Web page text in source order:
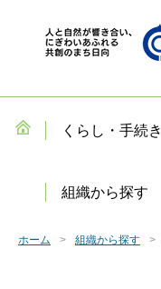
くらし・手続き
組織から探す
ホーム 組織から探す